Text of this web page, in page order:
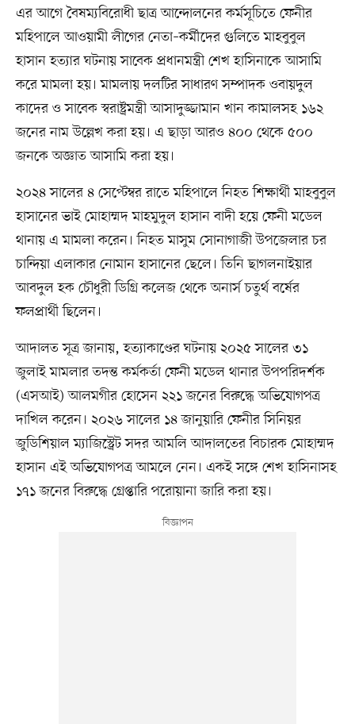
এর আগে বৈষম্যবিরোধী ছাত্র আন্দোলনের কর্মসূচিতে ফেনীর
মহিপালে আওয়ামী লীগের নেতা–কর্মীদের গুলিতে মাহবুবুল
হাসান হত্যার ঘটনায় সাবেক প্রধানমন্ত্রী শেখ হাসিনাকে আসামি
করে মামলা হয়। মামলায় দলটির সাধারণ সম্পাদক ওবায়দুল
কাদের ও সাবেক স্বরাষ্ট্রমন্ত্রী আসাদুজ্জামান খান কামালসহ ১৬২
জনের নাম উল্লেখ করা হয়। এ ছাড়া আরও ৪০০ থেকে ৫০০
জনকে অজ্ঞাত আসামি করা হয়।
২০২৪ সালের ৪ সেপ্টেম্বর রাতে মহিপালে নিহত শিক্ষার্থী মাহবুবুল
হাসানের ভাই মোহাম্মদ মাহমুদুল হাসান বাদী হয়ে ফেনী মডেল
থানায় এ মামলা করেন। নিহত মাসুম সোনাগাজী উপজেলার চর
চান্দিয়া এলাকার নোমান হাসানের ছেলে। তিনি ছাগলনাইয়ার
আবদুল হক চৌধুরী ডিগ্রি কলেজ থেকে অনার্স চতুর্থ বর্ষের
ফলপ্রার্থী ছিলেন।
আদালত সূত্র জানায়, হত্যাকাণ্ডের ঘটনায় ২০২৫ সালের ৩১
জুলাই মামলার তদন্ত কর্মকর্তা ফেনী মডেল থানার উপপরিদর্শক
(এসআই) আলমগীর হোসেন ২২১ জনের বিরুদ্ধে অভিযোগপত্র
দাখিল করেন। ২০২৬ সালের ১৪ জানুয়ারি ফেনীর সিনিয়র
জুডিশিয়াল ম্যাজিস্ট্রেট সদর আমলি আদালতের বিচারক মোহাম্মদ
হাসান এই অভিযোগপত্র আমলে নেন। একই সঙ্গে শেখ হাসিনাসহ
১৭১ জনের বিরুদ্ধে গ্রেপ্তারি পরোয়ানা জারি করা হয়।